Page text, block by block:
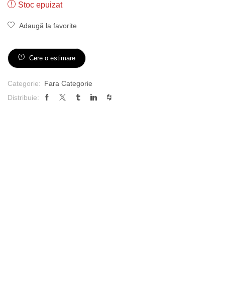
Stoc epuizat
Adaugă la favorite
Cere o estimare
Categorie: Fara Categorie
Distribuie: